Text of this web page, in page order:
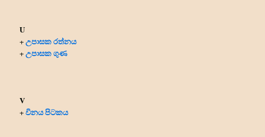
U
+උපාසක රත්නය
+උපාසක ගුණ
V
+විනය පිටකය